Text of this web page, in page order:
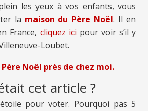
les yeux à vos enfants, vous
la maison du Père Noël. Il en
France, cliquez ici pour voir s’il y
Loubet.
Noël près de chez moi.
cet article ?
pour voter. Pourquoi pas 5